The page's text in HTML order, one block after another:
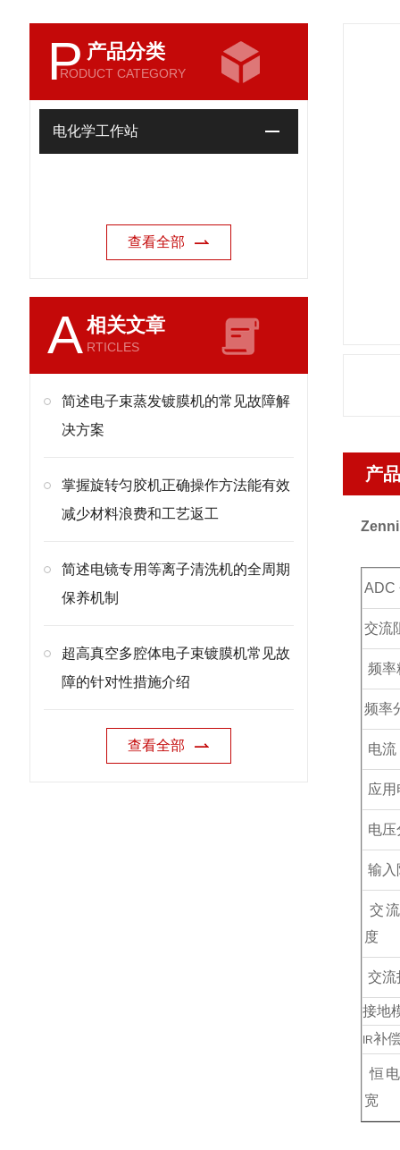
P 产品分类
RODUCT CATEGORY
电化学工作站
查看全部
A相关文章
RTICLES
简述电子束蒸发镀膜机的常见故障解
决方案
掌握旋转匀胶机正确操作方法能有效
减少材料浪费和工艺返工
简述电镜专用等离子清洗机的全周期
保养机制
超高真空多腔体电子束镀膜机常见故
障的针对性措施介绍
查看全部
产
ADC
交流
频率
频率
电流
应用
电压
输入
交
度
交流
接地
IR补
恒
宽